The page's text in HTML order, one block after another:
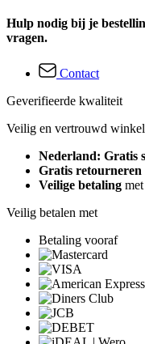
Hulp nodig bij je
vragen.
Contact
Geverifieerde kwaliteit
Veilig en vertrouwd
Nederland: Gratis
Gratis retourneren
Veilige betaling
Veilig betalen met
Betaling vooraf